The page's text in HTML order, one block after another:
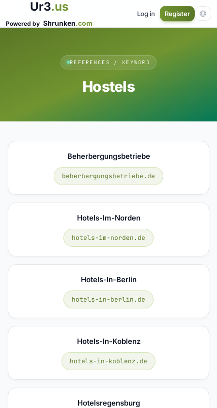
Ur3.us
Powered by Shrunken.com
Log in Register
REFERENCES / KEYWORD
Hostels
Beherbergungsbetriebe
beherbergungsbetriebe.de
Hotels-Im-Norden
hotels-im-norden.de
Hotels-In-Berlin
hotels-in-berlin.de
Hotels-In-Koblenz
hotels-in-koblenz.de
Hotelsregensburg